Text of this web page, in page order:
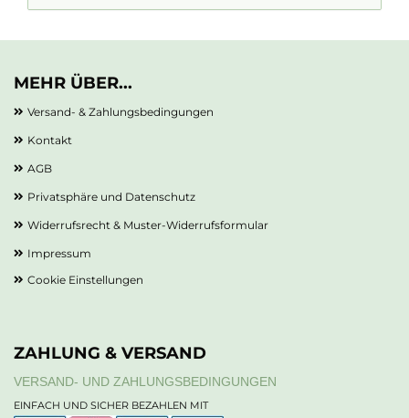
MEHR ÜBER...
Versand- & Zahlungsbedingungen
Kontakt
AGB
Privatsphäre und Datenschutz
Widerrufsrecht & Muster-Widerrufsformular
Impressum
Cookie Einstellungen
ZAHLUNG & VERSAND
VERSAND- UND ZAHLUNGSBEDINGUNGEN
EINFACH UND SICHER BEZAHLEN MIT